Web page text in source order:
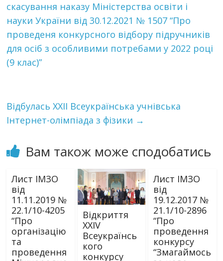
скасування наказу Міністерства освіти і
науки України від 30.12.2021 № 1507 “Про
проведеня конкурсного відбору підручників
для осіб з особливими потребами у 2022 році
(9 клас)”
Відбулась XXII Всеукраїнська учнівська
Інтернет-олімпіада з фізики →
Вам також може сподобатись
Лист ІМЗО
від
11.11.2019 №
22.1/10-4205
“Про
організацію
та
проведення
Відкриття
ХХІV
Всеукраїнсь
кого
конкурсу
Лист ІМЗО
від
19.12.2017 №
21.1/10-2896
“Про
проведення
конкурсу
“Змагаймось